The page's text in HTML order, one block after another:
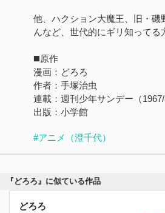
他、ハクション大魔王、旧・磯
んなど、世代的にギリ知ってる
◼️原作
漫画：どろろ
作者：手塚治虫
連載：週刊少年サンデー（1967/
出版：小学館
#アニメ（澄千代）
『どろろ』に似ている作品
どろろ